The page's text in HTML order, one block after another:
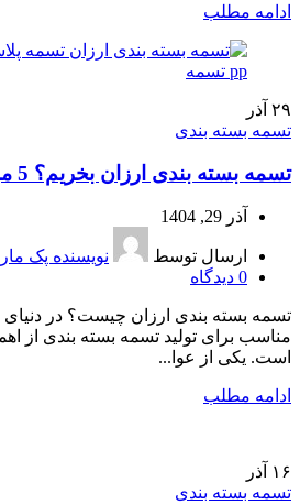
ادامه مطلب
۲۹ آذر
تسمه بسته بندی
تسمه بسته بندی ارزان بخریم؟ 5 مزیت اصلی
آذر 29, 1404
ارسال توسط
نویسنده پک
0 دیدگاه
تسمه بسته بندی ارزان چیست؟ در دنیای
مناسب برای تولید تسمه بسته‌ بندی از
است. یکی از عوا...
ادامه مطلب
۱۶ آذر
تسمه بسته بندی